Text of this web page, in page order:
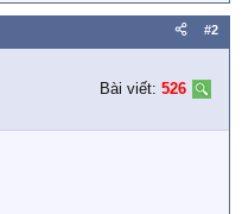
#2
Bài viết: 526